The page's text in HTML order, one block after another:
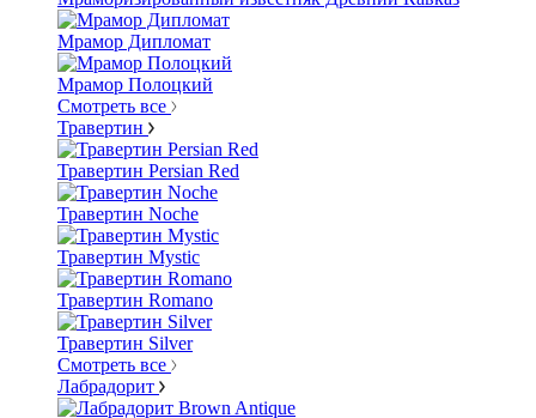
Мрамор Дипломат
Мрамор Полоцкий
Смотреть все
Травертин
Травертин Persian Red
Травертин Noche
Травертин Mystic
Травертин Romano
Травертин Silver
Смотреть все
Лабрадорит